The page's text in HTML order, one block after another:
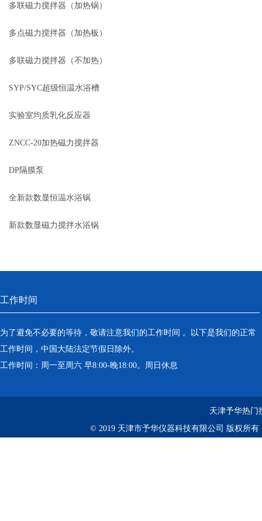
多联磁力搅拌器（加热锅）
多点磁力搅拌器（加热板）
多联磁力搅拌器（不加热）
SYP/SYC超级恒温水浴槽
实验室均质乳化反应器
ZNCC-20加热磁力搅拌器
DP隔膜泵
全新款数显恒温水浴锅
新款数显磁力搅拌水浴锅
工作时间
为了避免不必要的等待，敬请注意我们的工作时间 。以下是我们的正常
工作时间，中国大陆法定节假日除外。
工作时间：周一至周六 早8:00-晚18:00。周日休息
天津予华热门
© 2019 天津市予华仪器科技有限公司 版权所有